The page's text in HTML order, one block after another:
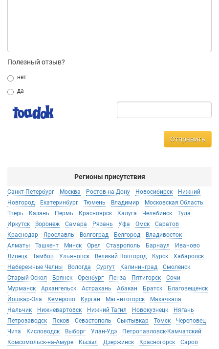
Полезный отзыв?
нет
да
Отправить
Регионы присутствия
Санкт-Петербург Москва Ростов-на-Дону Новосибирск
Нижний
Новгород
Екатеринбург Тюмень Владимир
Московская Область
Тверь
Казань Пермь Красноярск Калуга Челябинск
Тула
Иркутск
Воронеж Самара Рязань Уфа Омск
Саратов
Краснодар
Ярославль Волгоград Белгород
Владивосток
Алматы
Ташкент Минск Орел Ставрополь Барнаул
Иваново
Липецк
Тамбов Ульяновск Великий Новгород Курск
Хабаровск
Набережные Челны
Вологда Сургут Калининград
Смоленск
Старый Оскол
Брянск Оренбург Пенза Пятигорск
Сочи
Мурманск
Архангельск Астрахань Абакан Братск
Благовещенск
Йошкар-Ола
Кемерово Курган Магнитогорск
Махачкала
Нальчик
Нижневартовск Нижний Тагил Новокузнецк
Нягань
Петрозаводск
Псков Севастополь Сыктывкар Томск
Череповец
Чита
Кисловодск Выборг Улан-Удэ
Петропавловск-Камчатский
Комсомольск-на-Амуре
Кызыл Дзержинск Красногорск
Саров